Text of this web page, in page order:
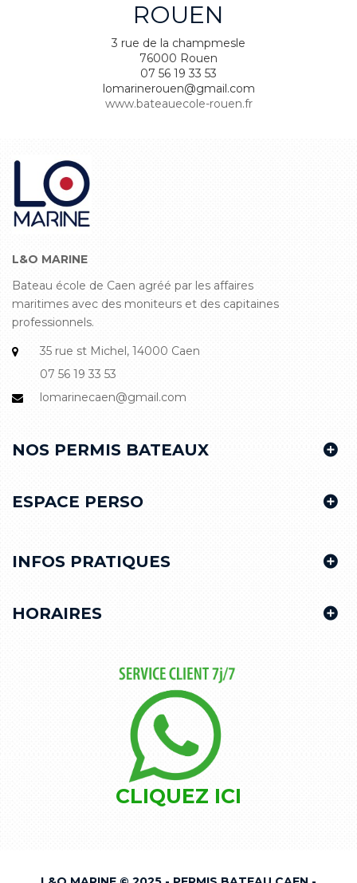
ROUEN
3 rue de la champmesle
76000 Rouen
07 56 19 33 53
lomarinerouen@gmail.com
www.bateauecole-rouen.fr
L&O MARINE
Bateau école de Caen agréé par les affaires
maritimes avec des moniteurs et des capitaines
professionnels.
35 rue st Michel, 14000 Caen
07 56 19 33 53
lomarinecaen@gmail.com
NOS PERMIS BATEAUX
ESPACE PERSO
INFOS PRATIQUES
HORAIRES
CLIQUEZ ICI